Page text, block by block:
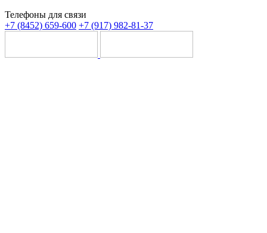
Телефоны для связи
+7 (8452) 659-600 +7 (917) 982-81-37